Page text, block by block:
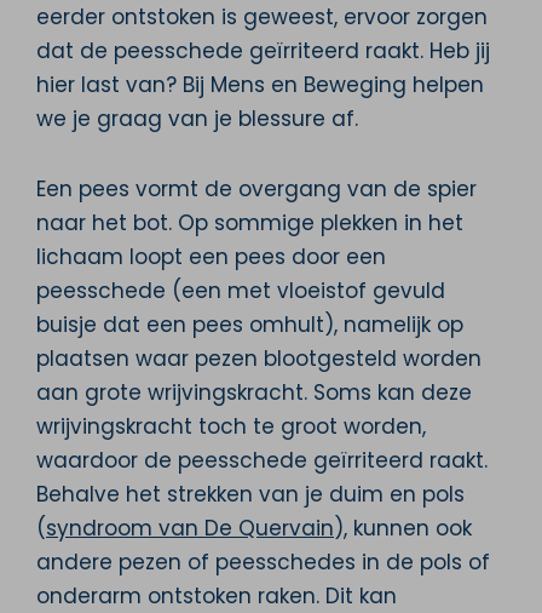
eerder ontstoken is geweest, ervoor zorgen
dat de peesschede geïrriteerd raakt. Heb jij
hier last van? Bij Mens en Beweging helpen
we je graag van je blessure af.
Een pees vormt de overgang van de spier
naar het bot. Op sommige plekken in het
lichaam loopt een pees door een
peesschede (een met vloeistof gevuld
buisje dat een pees omhult), namelijk op
plaatsen waar pezen blootgesteld worden
aan grote wrijvingskracht. Soms kan deze
wrijvingskracht toch te groot worden,
waardoor de peesschede geïrriteerd raakt.
Behalve het strekken van je duim en pols
(syndroom van De Quervain), kunnen ook
andere pezen of peesschedes in de pols of
onderarm ontstoken raken. Dit kan